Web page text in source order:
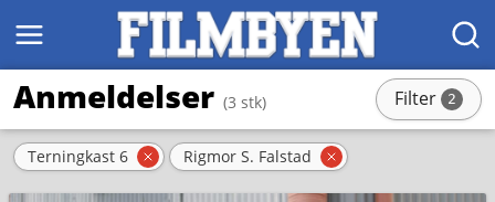
MENY SØK
Anmeldelser (3 stk) Filter 2stk
Aktive filter
Terningkast 6 Fjern filter
Rigmor S. Falstad Fjern filter